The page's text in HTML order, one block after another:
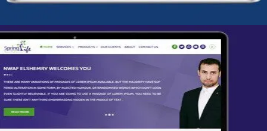
تصميم spring life